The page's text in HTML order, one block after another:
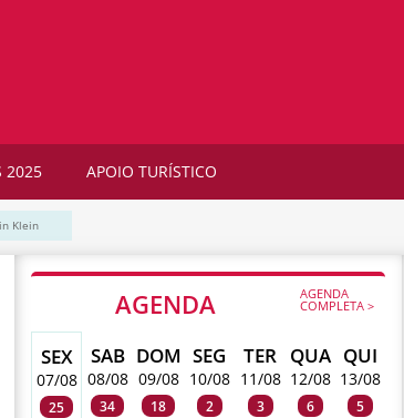
2025 APOIO TURÍSTICO
Klein
AGENDA AGENDA
COMPLETA >
SEX
07/08
25
SAB
08/08
34
DOM
09/08
18
SEG
10/08
2
TER
11/08
3
QUA
12/08
6
QUI
13/08
5